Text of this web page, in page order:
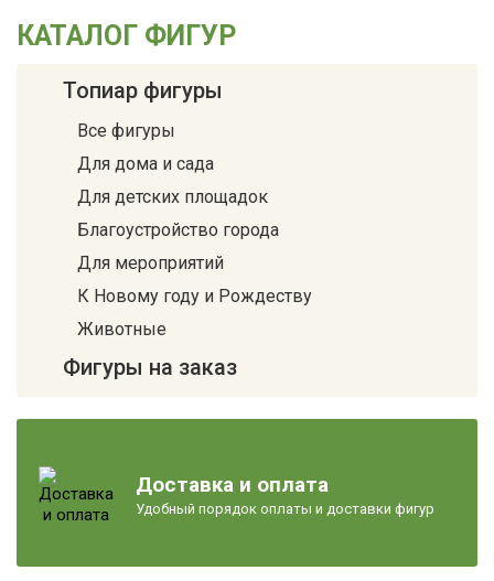
КАТАЛОГ ФИГУР
Топиар фигуры
Все фигуры
Для дома и сада
Для детских площадок
Благоустройство города
Для мероприятий
К Новому году и Рождеству
Животные
Фигуры на заказ
Доставка и оплата
Удобный порядок оплаты и доставки фигур